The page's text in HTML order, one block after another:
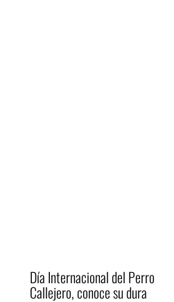
Día Internacional del Perro
Callejero, conoce su dura